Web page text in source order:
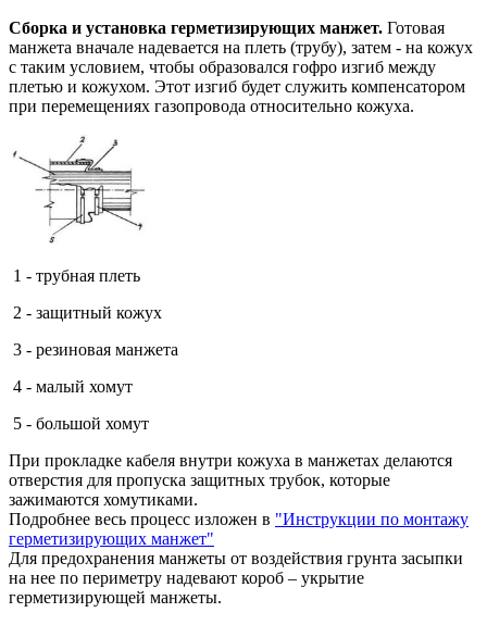
Сборка и установка герметизирующих манжет. Готовая
манжета вначале надевается на плеть (трубу), затем - на кожух
с таким условием, чтобы образовался гофро изгиб между
плетью и кожухом. Этот изгиб будет служить компенсатором
при перемещениях газопровода относительно кожуха.
1 - трубная плеть
2 - защитный кожух
3 - резиновая манжета
4 - малый хомут
5 - большой хомут
При прокладке кабеля внутри кожуха в манжетах делаются
отверстия для пропуска защитных трубок, которые
зажимаются хомутиками.
Подробнее весь процесс изложен в "Инструкции по монтажу
герметизирующих манжет"
Для предохранения манжеты от воздействия грунта засыпки
на нее по периметру надевают короб – укрытие
герметизирующей манжеты.